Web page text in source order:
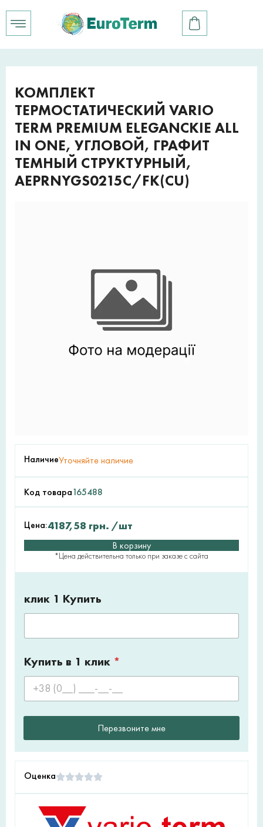
КОМПЛЕКТ
ТЕРМОСТАТИЧЕСКИЙ VARIO
TERM PREMIUM ELEGANCKIE ALL
IN ONE, УГЛОВОЙ, ГРАФИТ
ТЕМНЫЙ СТРУКТУРНЫЙ,
AEPRNYGS0215C/FK(CU)
НаличиеУточняйте наличие
Код товара165488
Цена:4187,58 грн. /шт
В корзину
*Цена действительна только при заказе с сайта
клик 1 Купить
Купить в 1 клик *
Перезвоните мне
Оценка